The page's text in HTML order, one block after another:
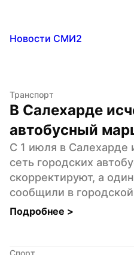
Новости СМИ2
Транспорт
В Салехарде
автобусный
С 1 июля в Салехарде
сеть городских
скорректируют, а
сообщили в
Подробнее >
Спорт